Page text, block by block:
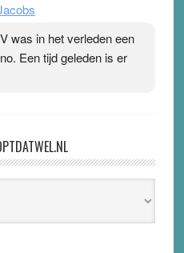
was in het verleden een
Een tijd geleden is er